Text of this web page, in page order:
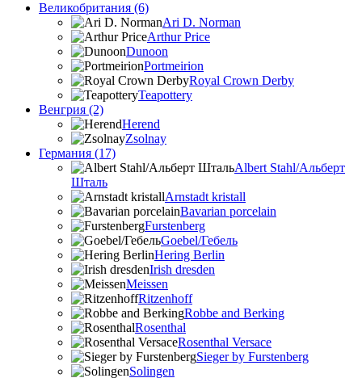
Великобритания (6)
Ari D. Norman
Arthur Price
Dunoon
Portmeirion
Royal Crown Derby
Teapottery
Венгрия (2)
Herend
Zsolnay
Германия (17)
Albert Stahl/Альбеpт
Шталь
Arnstadt kristall
Bavarian porcelain
Furstenberg
Goebel/Гебель
Hering Berlin
Irish dresden
Meissen
Ritzenhoff
Robbe and Berking
Rosenthal
Rosenthal Versace
Sieger by Furstenberg
Solingen